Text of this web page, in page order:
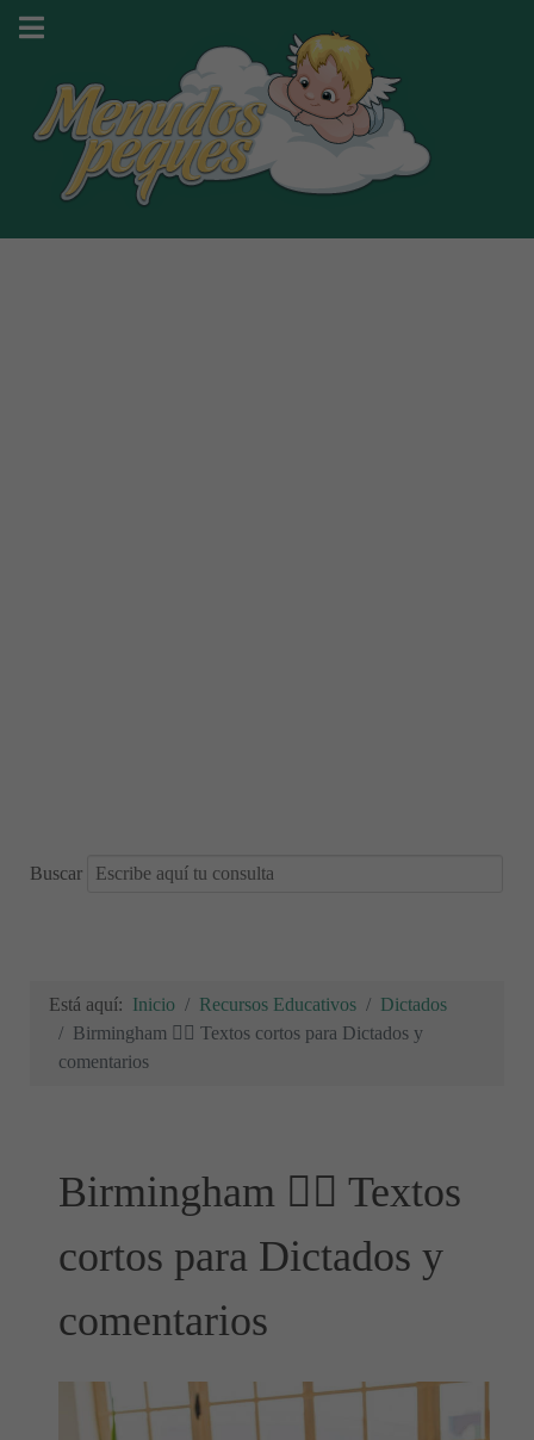
Buscar
Está aquí: Inicio Recursos Educativos
Dictados
Birmingham ✍🏻 Textos cortos para Dictados y
comentarios
Birmingham ✍🏻 Textos
cortos para Dictados y
comentarios